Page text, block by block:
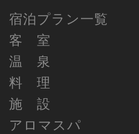
宿泊プラン一覧
客 室
温 泉
料 理
施 設
アロマスパ